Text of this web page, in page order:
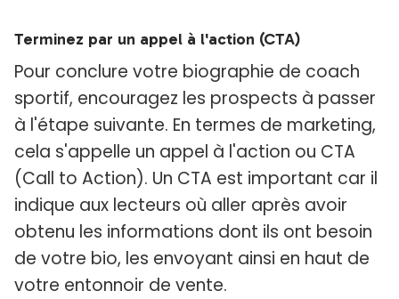
Terminez par un appel à l'action (CTA)
Pour conclure votre biographie de coach
sportif, encouragez les prospects à passer
à l'étape suivante. En termes de marketing,
cela s'appelle un appel à l'action ou CTA
(Call to Action). Un CTA est important car il
indique aux lecteurs où aller après avoir
obtenu les informations dont ils ont besoin
de votre bio, les envoyant ainsi en haut de
votre entonnoir de vente.